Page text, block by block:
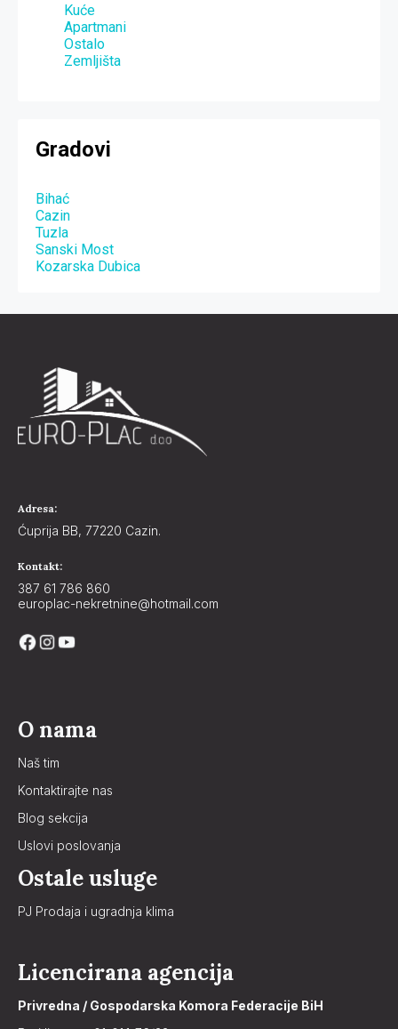
Kuće
Apartmani
Ostalo
Zemljišta
Gradovi
Bihać
Cazin
Tuzla
Sanski Most
Kozarska Dubica
Adresa:
Ćuprija BB, 77220 Cazin.
Kontakt:
387 61 786 860
europlac-nekretnine@hotmail.com
O nama
Naš tim
Kontaktirajte nas
Blog sekcija
Uslovi poslovanja
Ostale usluge
PJ Prodaja i ugradnja klima
Licencirana agencija
Privredna / Gospodarska Komora Federacije BiH